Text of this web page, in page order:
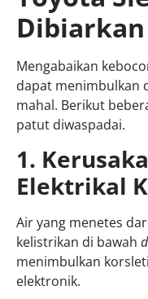
Mengabaikan
dapat menimbulkan
mahal. Berikut
patut diwaspadai.
1.
Elektrikal
Air yang menetes
kelistrikan di bawah
menimbulkan
elektronik.